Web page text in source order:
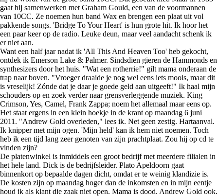
gaat hij samenwerken met Graham Gould, een van de voormannen
van 10CC. Ze noemen hun band Wax en brengen een plaat uit vol
pakkende songs. 'Bridge To Your Heart' is hun grote hit. Ik hoor het
een paar keer op de radio. Leuke deun, maar veel aandacht schenk ik
er niet aan.
Want een half jaar nadat ik 'All This And Heaven Too' heb gekocht,
ontdek ik Emerson Lake & Palmer. Sindsdien gieren de Hammonds en
synthesizers door het huis. "Wat een rotherrie!" gilt mama onderaan de
trap naar boven. "Vroeger draaide je nog wel eens iets moois, maar dit
is vreselijk! Zónde dat je daar je goede geld aan uitgeeft!" Ik haal mijn
schouders op en zoek verder naar grensverleggende muziek. King
Crimson, Yes, Camel, Frank Zappa; noem het allemaal maar eens op.
Het staat ergens in een klein hoekje in de krant op maandag 6 juni
2011. "Andrew Gold overleden," lees ik. Net geen zestig. Hartaanval.
Ik knipper met mijn ogen. 'Mijn held' kan ik hem niet noemen. Toch
heb ik een tijd lang zeer genoten van zijn prachtplaat. Zou hij op cd te
vinden zijn?
De platenwinkel is inmiddels een groot bedrijf met meerdere filialen in
het hele land. Dick is de bedrijfsleider. Plato Apeldoorn gaat
binnenkort op bepaalde dagen dicht, omdat er te weinig klandizie is.
De kosten zijn op maandag hoger dan de inkomsten en in mijn eentje
houd ik als klant die zaak niet open. Mama is dood. Andrew Gold ook.